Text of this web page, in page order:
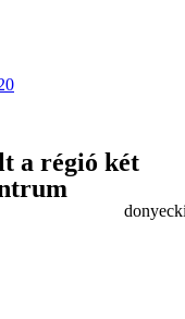
a régió két